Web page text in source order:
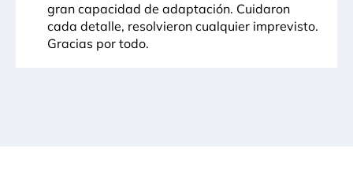
gran capacidad de adaptación. Cuidaron
cada detalle, resolvieron cualquier imprevisto.
Gracias por todo.